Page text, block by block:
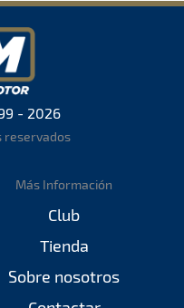
- 2026
reservados
Más Información
Club
Tienda
Sobre nosotros